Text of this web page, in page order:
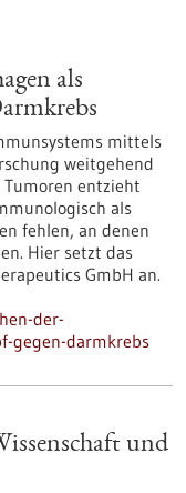
als
mittels
weitgehend
entzieht
als
fehlen, an denen
Hier setzt das
GmbH an.
der-
gegen-darmkrebs
und